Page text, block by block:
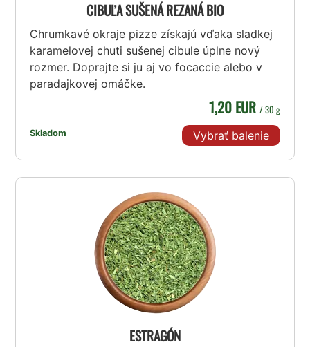
CIBUĽA SUŠENÁ REZANÁ BIO
Chrumkavé okraje pizze získajú vďaka sladkej
karamelovej chuti sušenej cibule úplne nový
rozmer. Doprajte si ju aj vo focaccie alebo v
paradajkovej omáčke.
Skladom
1,20 EUR / 30 g
Vybrať balenie
ESTRAGÓN